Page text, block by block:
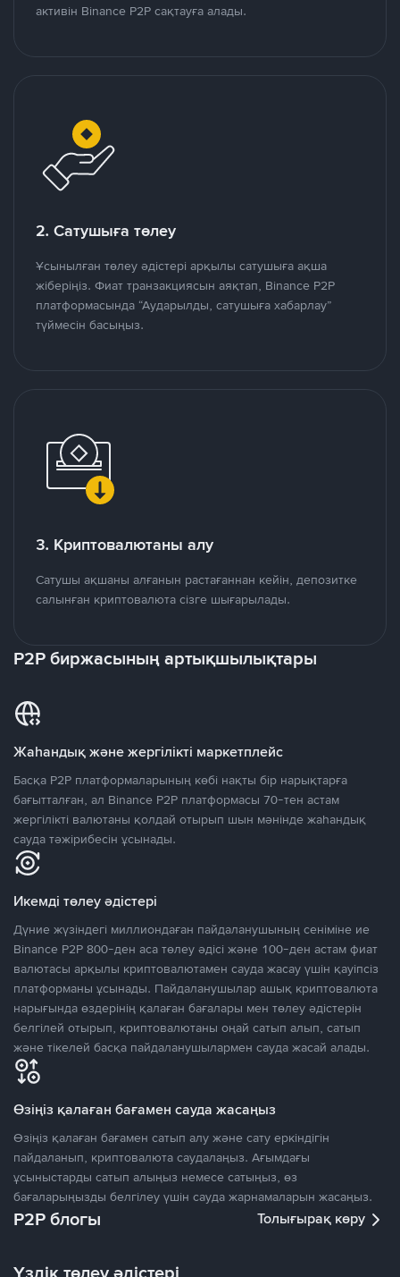
активін Binance P2P сақтауға алады.
2. Сатушыға төлеу
Ұсынылған төлеу әдістері арқылы сатушыға ақша
жіберіңіз. Фиат транзакциясын аяқтап, Binance P2P
платформасында “Аударылды, сатушыға хабарлау”
түймесін басыңыз.
3. Криптовалютаны алу
Сатушы ақшаны алғанын растағаннан кейін, депозитке
салынған криптовалюта сізге шығарылады.
P2P биржасының артықшылықтары
Жаһандық және жергілікті маркетплейс
Басқа P2P платформаларының көбі нақты бір нарықтарға
бағытталған, ал Binance P2P платформасы 70-тен астам
жергілікті валютаны қолдай отырып шын мәнінде жаһандық
сауда тәжірибесін ұсынады.
Икемді төлеу әдістері
Дүние жүзіндегі миллиондаған пайдаланушының сеніміне ие
Binance P2P 800-ден аса төлеу әдісі және 100-ден астам фиат
валютасы арқылы криптовалютамен сауда жасау үшін қауіпсіз
платформаны ұсынады. Пайдаланушылар ашық криптовалюта
нарығында өздерінің қалаған бағалары мен төлеу әдістерін
белгілей отырып, криптовалютаны оңай сатып алып, сатып
және тікелей басқа пайдаланушылармен сауда жасай алады.
Өзіңіз қалаған бағамен сауда жасаңыз
Өзіңіз қалаған бағамен сатып алу және сату еркіндігін
пайдаланып, криптовалюта саудалаңыз. Ағымдағы
ұсыныстарды сатып алыңыз немесе сатыңыз, өз
бағаларыңызды белгілеу үшін сауда жарнамаларын жасаңыз.
P2P блогы Толығырақ көру